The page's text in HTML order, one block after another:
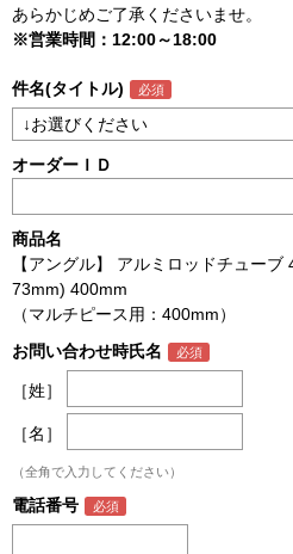
あらかじめご了承くださいませ。
※営業時間：12:00～18:00
件名(タイトル)
オーダーＩＤ
商品名
【アングル】 アルミロッドチュー
73mm) 400mm
（マルチピース用：400mm）
お問い合わせ時氏名
［姓］
［名］
（全角で入力してください）
電話番号